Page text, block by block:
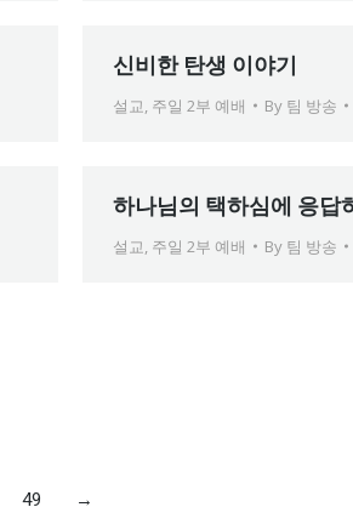
신비한 탄생 이야기
설교, 주일 2부 예배 By 팀 방송
하나님의 택하심에 응답
설교, 주일 2부 예배 By 팀 방송
49 →